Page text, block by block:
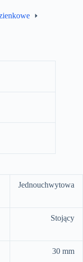
Jednouchwytowa
Stojący
30 mm